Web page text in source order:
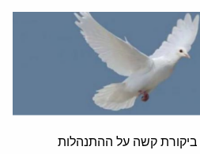
קשה על ההתנהלות